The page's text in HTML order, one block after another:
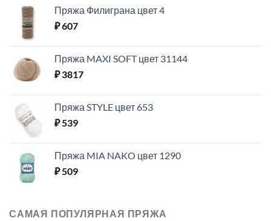
Пряжа Филиграна цвет 4
₽607
Пряжа MAXI SOFT цвет 31144
₽3817
Пряжа STYLE цвет 653
₽539
Пряжа MIA NAKO цвет 1290
₽509
САМАЯ ПОПУЛЯРНАЯ ПРЯЖА